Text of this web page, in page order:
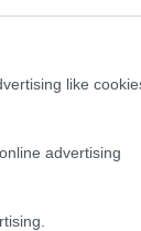
like
advertising
in
Urgentnem
pomoči